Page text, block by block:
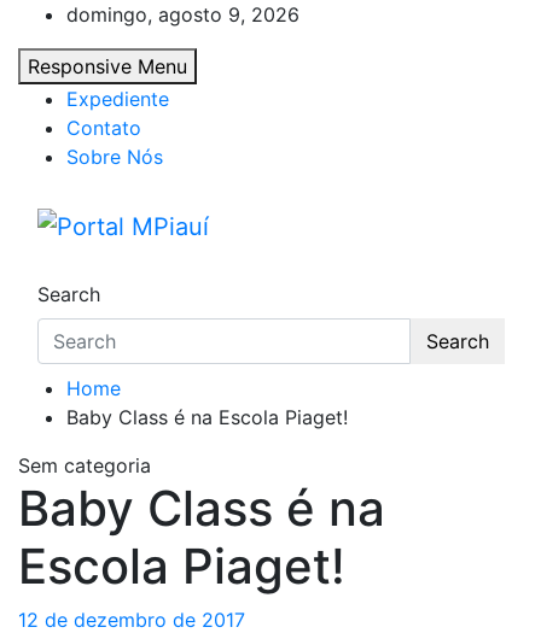
content
domingo, agosto 9, 2026
Responsive Menu
Expediente
Contato
Sobre Nós
Search
Search
Home
Baby Class é na Escola Piaget!
Sem categoria
Baby Class é na
Escola Piaget!
12 de dezembro de 2017